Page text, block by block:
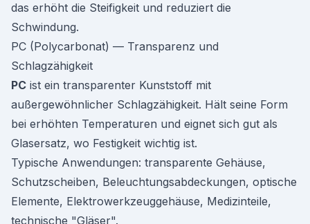
das erhöht die Steifigkeit und reduziert die
Schwindung.
PC (Polycarbonat) — Transparenz und
Schlagzähigkeit
PC ist ein transparenter Kunststoff mit
außergewöhnlicher Schlagzähigkeit. Hält seine Form
bei erhöhten Temperaturen und eignet sich gut als
Glasersatz, wo Festigkeit wichtig ist.
Typische Anwendungen: transparente Gehäuse,
Schutzscheiben, Beleuchtungsabdeckungen, optische
Elemente, Elektrowerkzeuggehäuse, Medizinteile,
technische "Gläser".